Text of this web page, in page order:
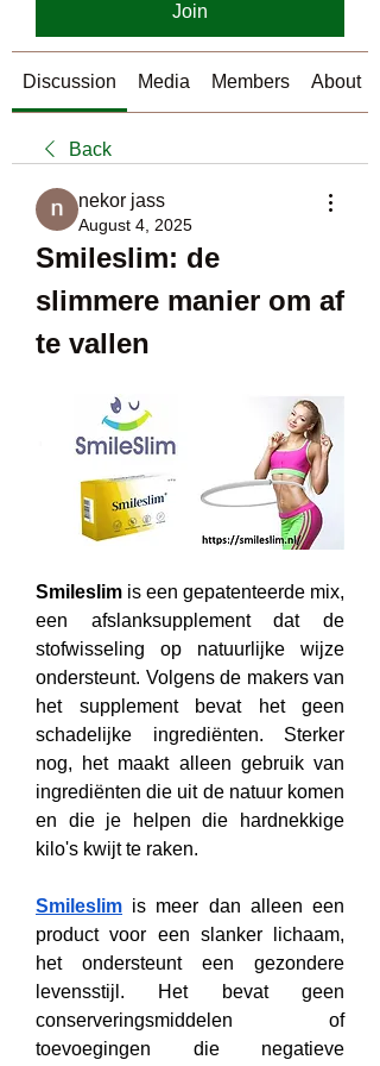
Join
Discussion Media Members About
Back
nekor jass
August 4, 2025
Smileslim: de
slimmere manier om af
te vallen
Smileslim is een gepatenteerde mix,
een afslanksupplement dat de
stofwisseling op natuurlijke wijze
ondersteunt. Volgens de makers van
het supplement bevat het geen
schadelijke ingrediënten. Sterker
nog, het maakt alleen gebruik van
ingrediënten die uit de natuur komen
en die je helpen die hardnekkige
kilo's kwijt te raken.
Smileslim is meer dan alleen een
product voor een slanker lichaam,
het ondersteunt een gezondere
levensstijl. Het bevat geen
conserveringsmiddelen of
toevoegingen die negatieve